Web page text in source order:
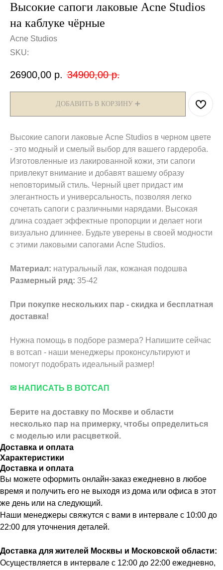
Высокие сапоги лаковые Acne Studios
на каблуке чёрные
Acne Studios
SKU:
26900,00 р. 34900,00 р.
ДОБАВИТЬ В КОРЗИНУ ➕
Высокие сапоги лаковые Acne Studios в черном цвете
- это модный и смелый выбор для вашего гардероба.
Изготовленные из лакированной кожи, эти сапоги
привлекут внимание и добавят вашему образу
неповторимый стиль. Черный цвет придаст им
элегантность и универсальность, позволяя легко
сочетать сапоги с различными нарядами. Высокая
длина создает эффектные пропорции и делает ноги
визуально длиннее. Будьте уверены в своей модности
с этими лаковыми сапогами Acne Studios.
Материал: натуральный лак, кожаная подошва
Размерный ряд: 35-42
При покупке нескольких пар - скидка и бесплатная
доставка!
Нужна помощь в подборе размера? Напишите сейчас
в вотсап - наши менеджеры проконсультируют и
помогут подобрать идеальный размер!
✉ НАПИСАТЬ В ВОТСАП
Берите на доставку по Москве и области
несколько пар на примерку, чтобы определиться
с моделью или расцветкой.
Доставка и оплата
Характеристики
Доставка и оплата
Вы можете оформить онлайн-заказ ежедневно в любое
время и получить его не выходя из дома или офиса в этот
же день или на следующий.
Наши менеджеры свяжутся с вами в интервале с 10:00 до
22:00 для уточнения деталей.
Доставка для жителей Москвы и Московской области:
Осуществляется в интервале с 12:00 до 22:00 ежедневно,